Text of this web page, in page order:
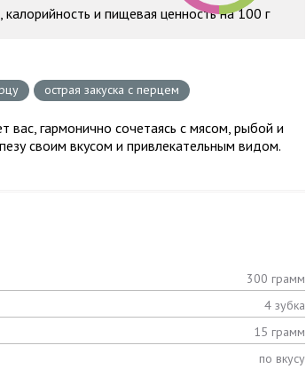
калорийность и пищевая ценность на 100 г
острая закуска с перцем
вас, гармонично сочетаясь с мясом, рыбой и
своим вкусом и привлекательным видом.
300 грамм
4 зубка
15 грамм
по вкусу